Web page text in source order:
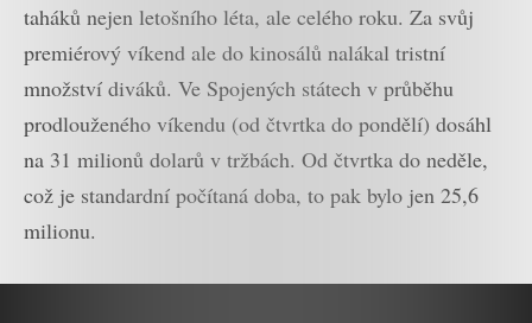
taháků nejen letošního léta, ale celého roku. Za svůj
premiérový víkend ale do kinosálů nalákal tristní
množství diváků. Ve Spojených státech v průběhu
prodlouženého víkendu (od čtvrtka do pondělí) dosáhl
na 31 milionů dolarů v tržbách. Od čtvrtka do neděle,
což je standardní počítaná doba, to pak bylo jen 25,6
milionu.